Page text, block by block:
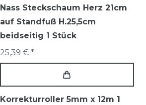
Nass Steckschaum Herz 21cm
auf Standfuß H.25,5cm
beidseitig 1 Stück
25,39 € *
Korrekturroller 5mm x 12m 1